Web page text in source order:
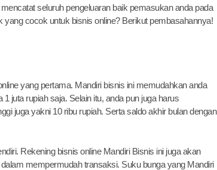
seluruh pengeluaran baik pemasukan anda pada
yang cocok untuk bisnis online? Berikut pembasahannya!
yang pertama. Mandiri bisnis ini memudahkan anda
juta rupiah saja. Selain itu, anda pun juga harus
juga yakni 10 ribu rupiah. Serta saldo akhir bulan dengan
Rekening bisnis online Mandiri Bisnis ini juga akan
mempermudah transaksi. Suku bunga yang Mandiri